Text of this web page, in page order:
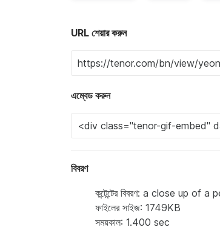
URL শেয়ার করুন
এম্বেড করুন
বিবরণ
কন্টেন্টের বিবরণ: a close up
ফাইলের সাইজ: 1749KB
সময়কাল: 1.400 sec